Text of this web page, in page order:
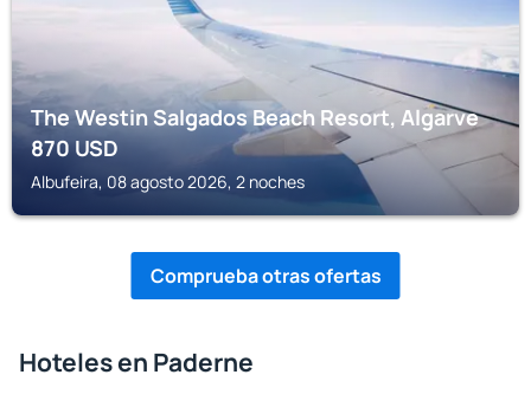
The Westin Salgados Beach Resort, Algarve
870USD
Albufeira, 08 agosto 2026, 2 noches
Comprueba otras ofertas
Hoteles en Paderne